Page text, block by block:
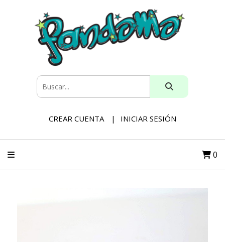
CREAR CUENTA INICIAR SESIÓN
0